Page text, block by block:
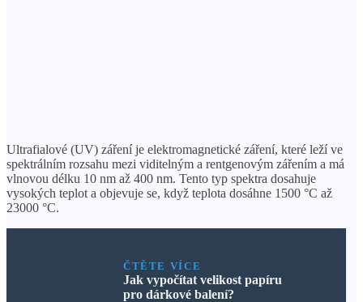
Ultrafialové (UV) záření je elektromagnetické záření, které leží ve
spektrálním rozsahu mezi viditelným a rentgenovým zářením a má
vlnovou délku 10 nm až 400 nm. Tento typ spektra dosahuje
vysokých teplot a objevuje se, když teplota dosáhne 1500 °C až
23000 °C.
ČTĚTE VÍCE
Jak vypočítat velikost papíru
pro dárkové balení?